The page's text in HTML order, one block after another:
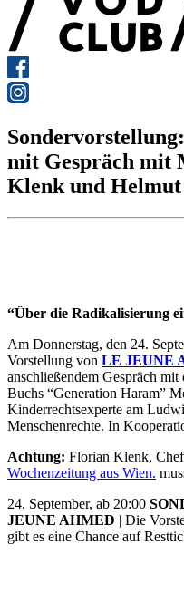
mit Gespräch mit
Klenk und Helmut
“Über die Radikalisierung
Am Donnerstag, den 24.
Vorstellung von LE JEUNE
anschließendem Gespräch
Buchs “Generation Haram”
Kinderrechtsexperte am
Menschenrechte. In
Achtung: Florian Klenk,
Wochenzeitung aus Wien.
24. September, ab 20:00
JEUNE AHMED | Die
gibt es eine Chance auf